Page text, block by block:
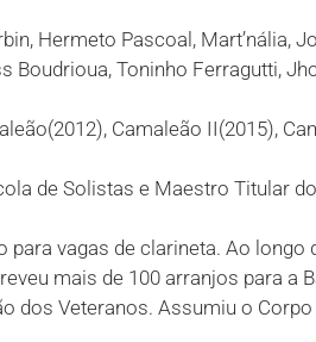
Hermeto Pascoal, Mart’nália,
Boudrioua, Toninho Ferragutti,
Camaleão II(2015),
de Solistas e Maestro Titular
vagas de clarineta. Ao
mais de 100 arranjos para a
dos Veteranos. Assumiu o